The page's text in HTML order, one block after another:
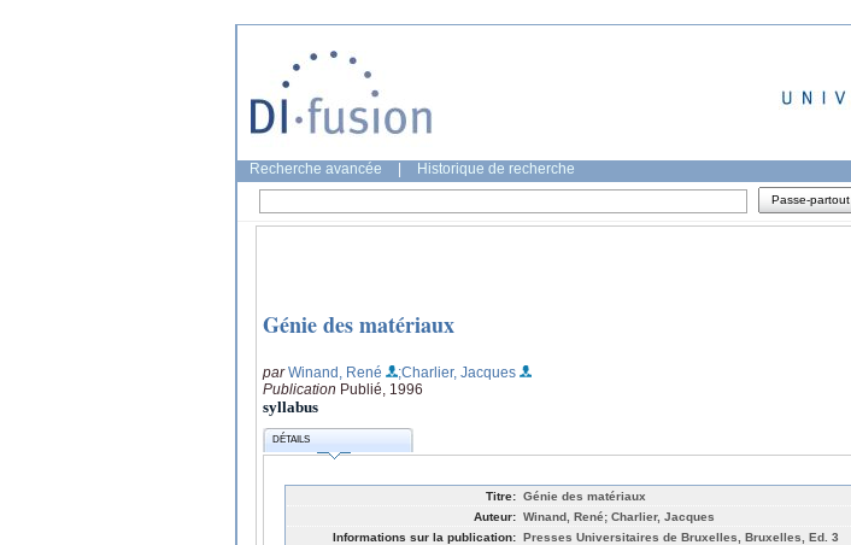
Recherche avancée Historique de recherche
Passe-partout
Génie des matériaux
parWinand, René
;Charlier, Jacques
Publication Publié, 1996
syllabus
DÉTAILS
Titre: Génie des matériaux
Auteur: Winand, René; Charlier, Jacques
Informations sur la publication: Presses Universitaires de Bruxelles, Bruxelles, Ed. 3